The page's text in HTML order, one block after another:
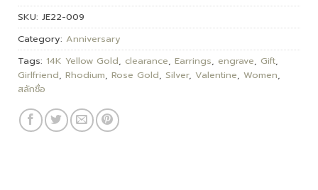
SKU: JE22-009
Category: Anniversary
Tags: 14K Yellow Gold, clearance, Earrings, engrave, Gift,
Girlfriend, Rhodium, Rose Gold, Silver, Valentine, Women,
สลักชื่อ